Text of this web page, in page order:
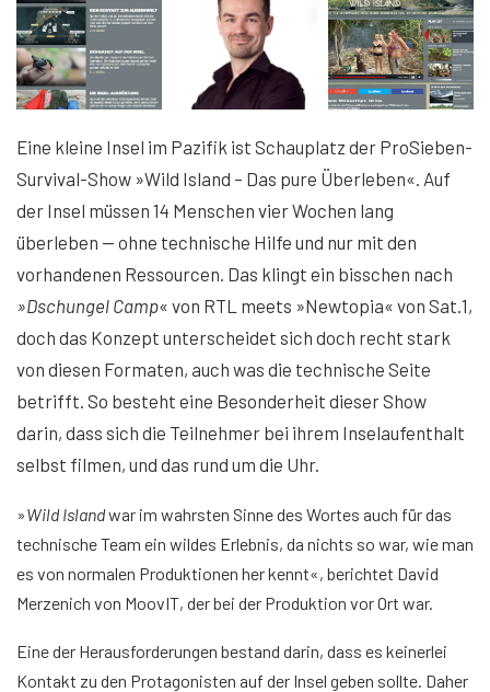
Eine kleine Insel im Pazifik ist Schauplatz der ProSieben-
Survival-Show »Wild Island – Das pure Überleben«. Auf
der Insel müssen 14 Menschen vier Wochen lang
überleben — ohne technische Hilfe und nur mit den
vorhandenen Ressourcen. Das klingt ein bisschen nach
»Dschungel Camp« von RTL meets »Newtopia« von Sat.1,
doch das Konzept unterscheidet sich doch recht stark
von diesen Formaten, auch was die technische Seite
betrifft. So besteht eine Besonderheit dieser Show
darin, dass sich die Teilnehmer bei ihrem Inselaufenthalt
selbst filmen, und das rund um die Uhr.
»Wild Islandwar im wahrsten Sinne des Wortes auch für das
technische Team ein wildes Erlebnis, da nichts so war, wie man
es von normalen Produktionen her kennt«, berichtet David
Merzenich von MoovIT, der bei der Produktion vor Ort war.
Eine der Herausforderungen bestand darin, dass es keinerlei
Kontakt zu den Protagonisten auf der Insel geben sollte. Daher